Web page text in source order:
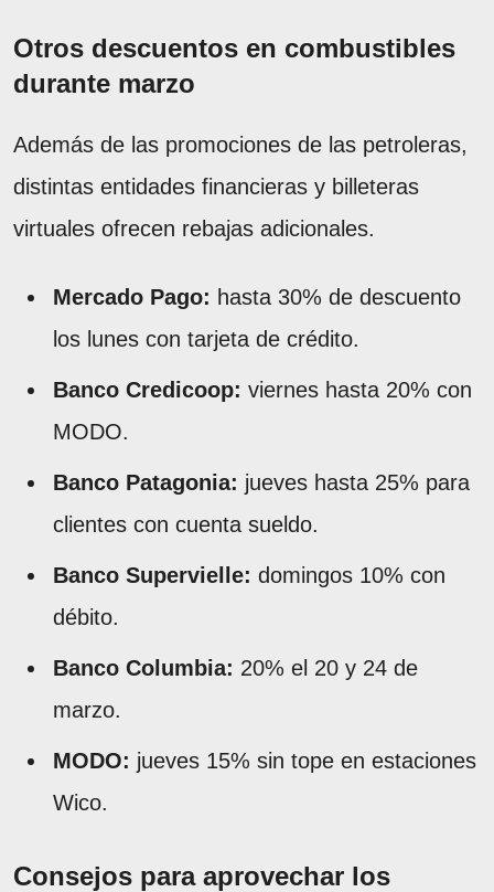
Otros descuentos en combustibles
durante marzo
Además de las promociones de las petroleras,
distintas entidades financieras y billeteras
virtuales ofrecen rebajas adicionales.
Mercado Pago: hasta 30% de descuento
los lunes con tarjeta de crédito.
Banco Credicoop: viernes hasta 20% con
MODO.
Banco Patagonia: jueves hasta 25% para
clientes con cuenta sueldo.
Banco Supervielle: domingos 10% con
débito.
Banco Columbia: 20% el 20 y 24 de
marzo.
MODO: jueves 15% sin tope en estaciones
Wico.
Consejos para aprovechar los